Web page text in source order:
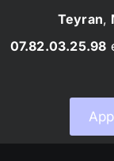
Teyran,
07.82.03.25.98